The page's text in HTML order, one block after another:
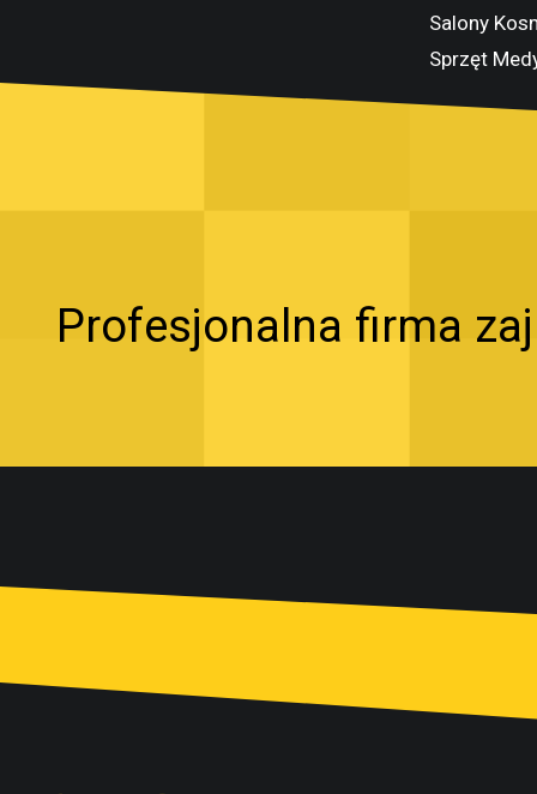
Salony
Sprzęt
Profesjonalna firma